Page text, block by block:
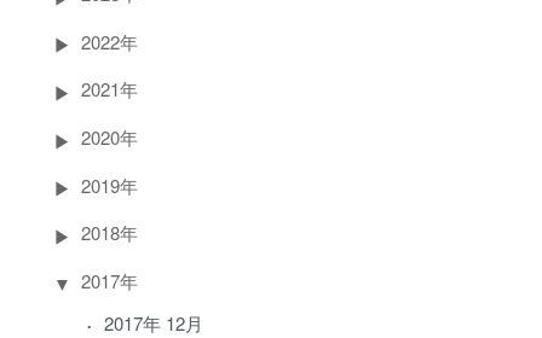
2022年
2021年
2020年
2019年
2018年
2017年
2017年 12月